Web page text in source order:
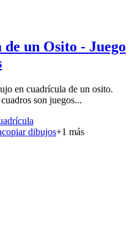
un Osito - Juego
en cuadrícula de un osito.
son juegos...
copiar dibujos+1 más